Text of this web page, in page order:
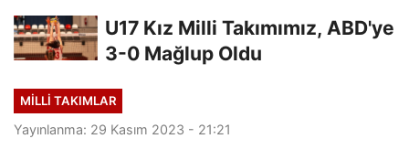
U17 Kız Milli Takımımız, ABD'ye
3-0 Mağlup Oldu
MILLI TAKIMLAR
Yayınlanma: 29 Kasım 2023 - 21:21